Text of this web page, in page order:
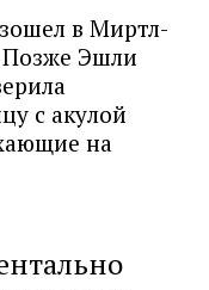
в Миртл-
Эшли
с акулой
на